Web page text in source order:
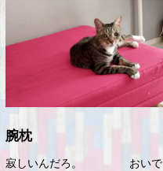
腕枕
寂しいんだろ。 おいで